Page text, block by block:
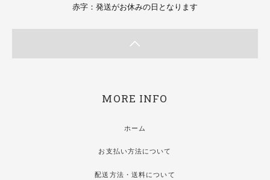
赤字：発送がお休みの日となります
MORE INFO
ホーム
お支払い方法について
配送方法・送料について